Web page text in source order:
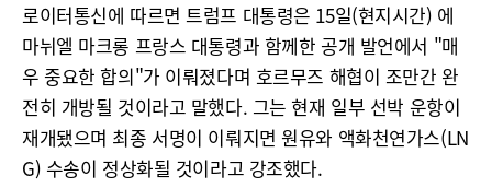
로이터통신에 따르면 트럼프 대통령은 15일(현지시간) 에
마뉘엘 마크롱 프랑스 대통령과 함께한 공개 발언에서 "매
우 중요한 합의"가 이뤄졌다며 호르무즈 해협이 조만간 완
전히 개방될 것이라고 말했다. 그는 현재 일부 선박 운항이
재개됐으며 최종 서명이 이뤄지면 원유와 액화천연가스(LN
G) 수송이 정상화될 것이라고 강조했다.